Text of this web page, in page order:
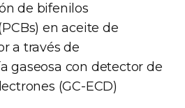
de bifenilos
en aceite de
a través de
gaseosa con detector de
(GC-ECD)